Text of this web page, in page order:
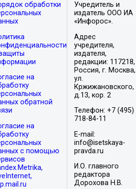
обработки
на
обратной
на
с помощью
Учредитель и
издатель ООО ИА
«Инфорос».
Адрес
учредителя,
издателя,
редакции: 117218,
Россия, г. Москва,
ул.
Кржижановского,
д.13, кор. 2
Телефон: +7 (495)
718-84-11
E-mail:
info@isetskaya-
pravda.ru
И.О. главного
редактора
Дорохова Н.В.